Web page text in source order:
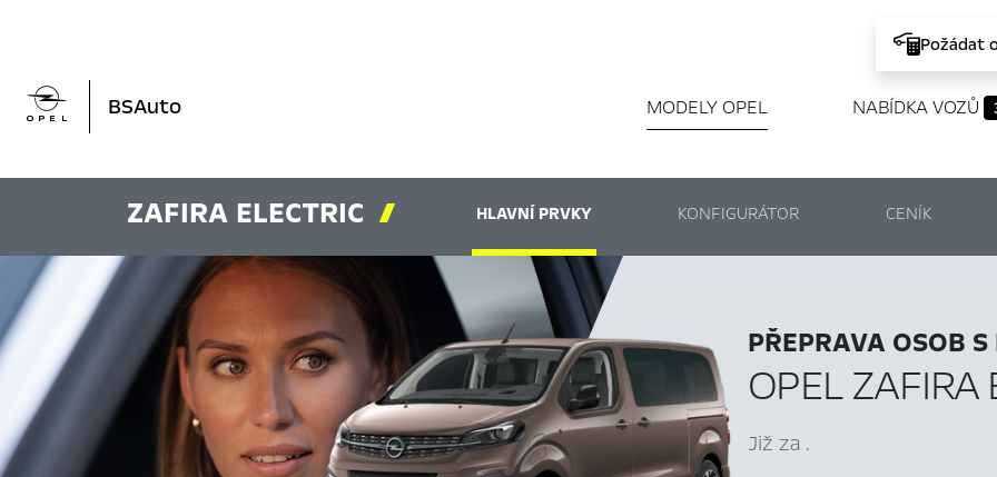
Požádat
 BSAuto MODELY OPEL NABÍDKA VOZŮ
ZAFIRA ELECTRIC  HLAVNÍ PRVKY KONFIGURÁTOR CENÍK
PŘEPRAVA OSOB
OPEL ZAFIRA
Již za .